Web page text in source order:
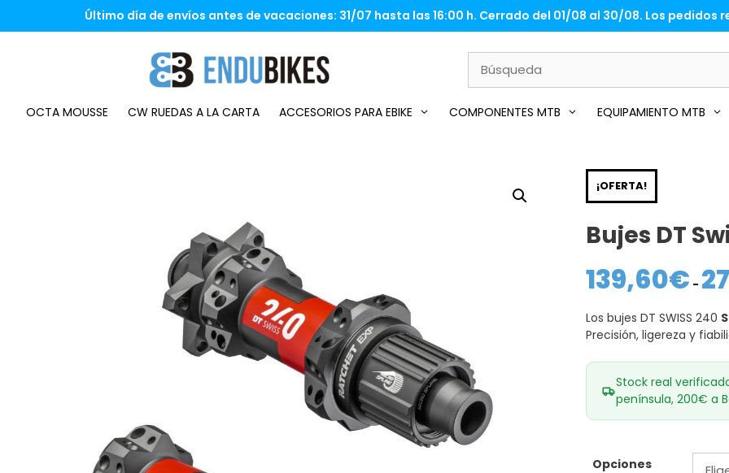
Último día de envíos antes de vacaciones: 31/07 hasta las 16:00 h. Cerrado del 01/08 al 30/08. Los pedidos
OCTA MOUSSE CW RUEDAS A LA CARTA ACCESORIOS PARA EBIKE COMPONENTES MTB EQUIPAMIENTO MTB
¡OFERTA!
Bujes DT
139,60€ -
Los bujes DT SWISS 240
Precisión, ligereza y
Stock real
península, 200€ a
Opciones